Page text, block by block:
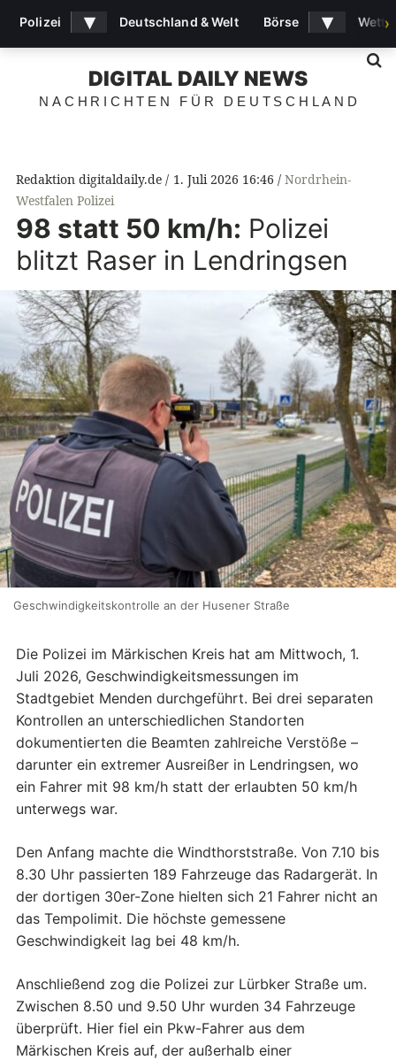
DIGITAL DAILY NEWS
NACHRICHTEN FÜR DEUTSCHLAND
Redaktion digitaldaily.de 1. Juli 2026 16:46
Nordrhein-
Westfalen Polizei
98 statt 50 km/h: Polizei
blitzt Raser in Lendringsen
Geschwindigkeitskontrolle an der Husener Straße
Die Polizei im Märkischen Kreis hat am Mittwoch, 1.
Juli 2026, Geschwindigkeitsmessungen im
Stadtgebiet Menden durchgeführt. Bei drei separaten
Kontrollen an unterschiedlichen Standorten
dokumentierten die Beamten zahlreiche Verstöße –
darunter ein extremer Ausreißer in Lendringsen, wo
ein Fahrer mit 98 km/h statt der erlaubten 50 km/h
unterwegs war.
Den Anfang machte die Windthorststraße. Von 7.10 bis
8.30 Uhr passierten 189 Fahrzeuge das Radargerät. In
der dortigen 30er-Zone hielten sich 21 Fahrer nicht an
das Tempolimit. Die höchste gemessene
Geschwindigkeit lag bei 48 km/h.
Anschließend zog die Polizei zur Lürbker Straße um.
Zwischen 8.50 und 9.50 Uhr wurden 34 Fahrzeuge
überprüft. Hier fiel ein Pkw-Fahrer aus dem
Märkischen Kreis auf, der außerhalb einer
Polizei ▾ Deutschland & Welt Börse ▾ ›